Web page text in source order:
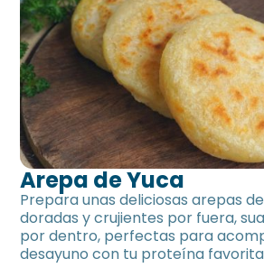
Arepa de Yuca
Prepara unas deliciosas arepas
doradas y crujientes por fuera,
por dentro, perfectas para
desayuno con tu proteína